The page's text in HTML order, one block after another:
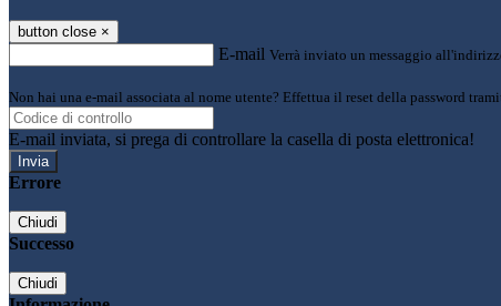
button close ×
E-mail Verrà inviato un messaggio
Non hai una e-mail associata al nome utente? Effettua il reset della password
E-mail inviata, si prega di controllare la casella di posta elettronica!
Errore
Chiudi
Successo
Chiudi